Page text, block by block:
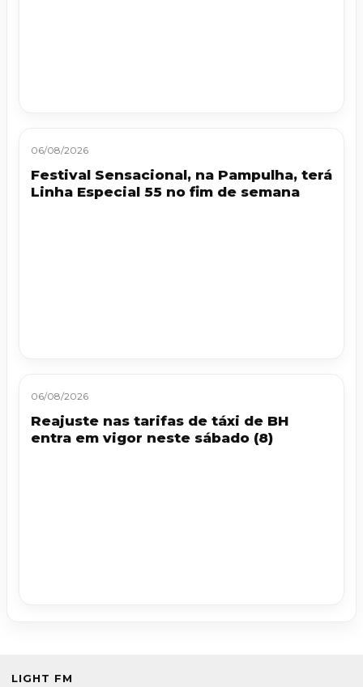
06/08/2026
Festival Sensacional, na Pampulha, terá
Linha Especial 55 no fim de semana
06/08/2026
Reajuste nas tarifas de táxi de BH
entra em vigor neste sábado (8)
LIGHT FM